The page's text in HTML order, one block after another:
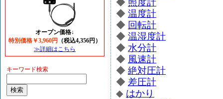
オープン価格↓
特別価格￥3,960円
（税込4,356円）
≫詳細はこちら
キーワード検索
◆ 照度計
◆ 温度計
◆ 回転計
◆ 温湿度計
◆ 水分計
◆ 風速計
◆ 絶対圧計
◆ 差圧計
◆ はかり